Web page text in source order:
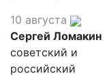
10 августа
Сергей Ломакин
советский и
российский